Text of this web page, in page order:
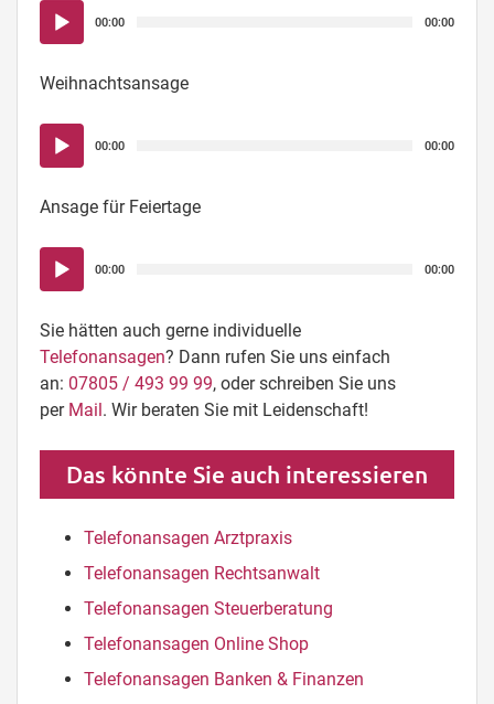
Audio-
Player
00:00 00:00
Weihnachtsansage
Audio-
Player
00:00 00:00
Ansage für Feiertage
Audio-
Player
00:00 00:00
Sie hätten auch gerne individuelle
Telefonansagen? Dann rufen Sie uns einfach
an: 07805 / 493 99 99, oder schreiben Sie uns
per Mail. Wir beraten Sie mit Leidenschaft!
Das könnte Sie auch interessieren
Telefonansagen Arztpraxis
Telefonansagen Rechtsanwalt
Telefonansagen Steuerberatung
Telefonansagen Online Shop
Telefonansagen Banken & Finanzen